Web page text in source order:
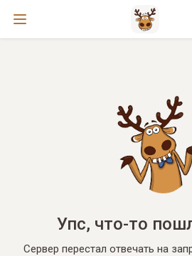
Упс, что-то
Сервер перестал отвечать на